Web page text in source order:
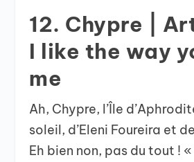
12. Chypre |
I like the way
me
Ah, Chypre, l’Île
soleil, d’Eleni Foureira et
Eh bien non, pas du tout !